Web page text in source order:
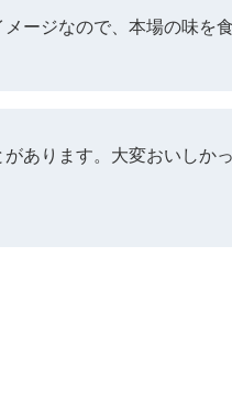
メージなので、本場の味を
があります。大変おいしか